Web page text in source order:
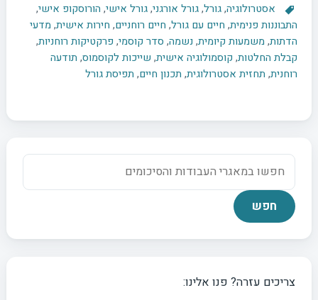
אסטרולוגיה,גורל,גורל אורגני,גורל אישי, הורוסקופ אישי,
התבוננות פנימית, חיים עם גורל, חיים רוחניים, חירות אישית, מדעי
הדתות, משמעות קיומית, נשמה, סדר קוסמי, פרקטיקות רוחניות,
קבלת החלטות, קוסמולוגיה אישית, שייכות לקוסמוס, תודעה
רוחנית, תחזית אסטרולוגית, תכנון חיים, תפיסת גורל
צריכים עזרה? פנו אלינו: